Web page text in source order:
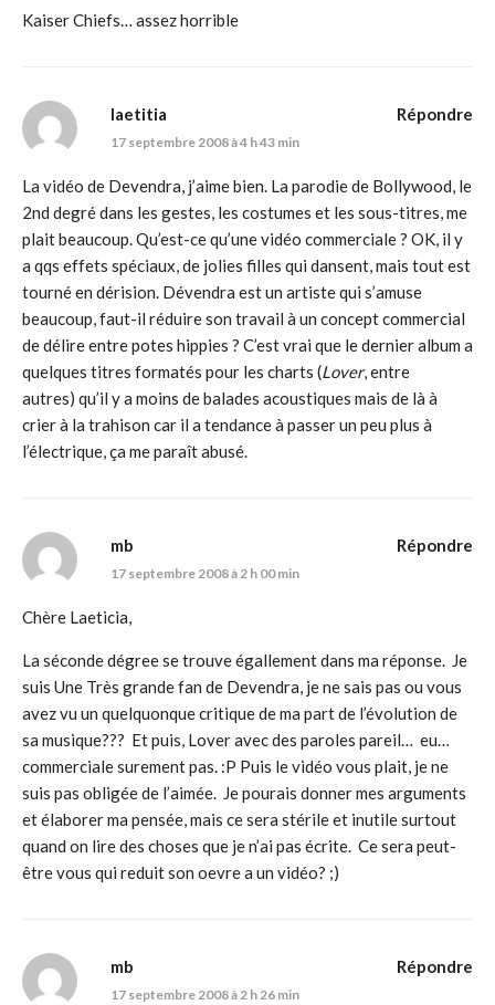
Kaiser Chiefs… assez horrible
laetitia
17 septembre 2008 à 4 h 43 min
La vidéo de Devendra, j’aime bien. La parodie de Bollywood, le
2nd degré dans les gestes, les costumes et les sous-titres, me
plait beaucoup. Qu’est-ce qu’une vidéo commerciale ? OK, il y
a qqs effets spéciaux, de jolies filles qui dansent, mais tout est
tourné en dérision. Dévendra est un artiste qui s’amuse
beaucoup, faut-il réduire son travail à un concept commercial
de délire entre potes hippies ? C’est vrai que le dernier album a
quelques titres formatés pour les charts (Lover, entre
autres) qu’il y a moins de balades acoustiques mais de là à
crier à la trahison car il a tendance à passer un peu plus à
l’électrique, ça me paraît abusé.
Répondre
mb
17 septembre 2008 à 2 h 00 min
Chère Laeticia,
La séconde dégree se trouve égallement dans ma réponse. Je
suis Une Très grande fan de Devendra, je ne sais pas ou vous
avez vu un quelquonque critique de ma part de l’évolution de
sa musique??? Et puis, Lover avec des paroles pareil… eu…
commerciale surement pas. :P Puis le vidéo vous plait, je ne
suis pas obligée de l’aimée. Je pourais donner mes arguments
et élaborer ma pensée, mais ce sera stérile et inutile surtout
quand on lire des choses que je n’ai pas écrite. Ce sera peut-
être vous qui reduit son oevre a un vidéo? ;)
Répondre
mb
17 septembre 2008 à 2 h 26 min
Répondre